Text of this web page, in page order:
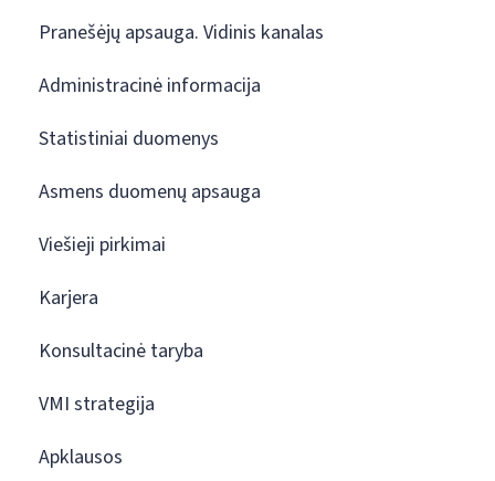
Pranešėjų apsauga. Vidinis kanalas
Administracinė informacija
Statistiniai duomenys
Asmens duomenų apsauga
Viešieji pirkimai
Karjera
Konsultacinė taryba
VMI strategija
Apklausos